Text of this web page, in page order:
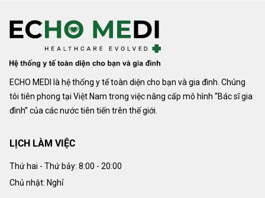
ECHO MEDI là hệ thống y tế toàn diện cho bạn và gia đình. Chúng
tôi tiên phong tại Việt Nam trong việc nâng cấp mô hình “Bác sĩ gia
đình” của các nước tiên tiến trên thế giới.
LỊCH LÀM VIỆC
Thứ hai - Thứ bảy: 8:00 - 20:00
Chủ nhật: Nghỉ